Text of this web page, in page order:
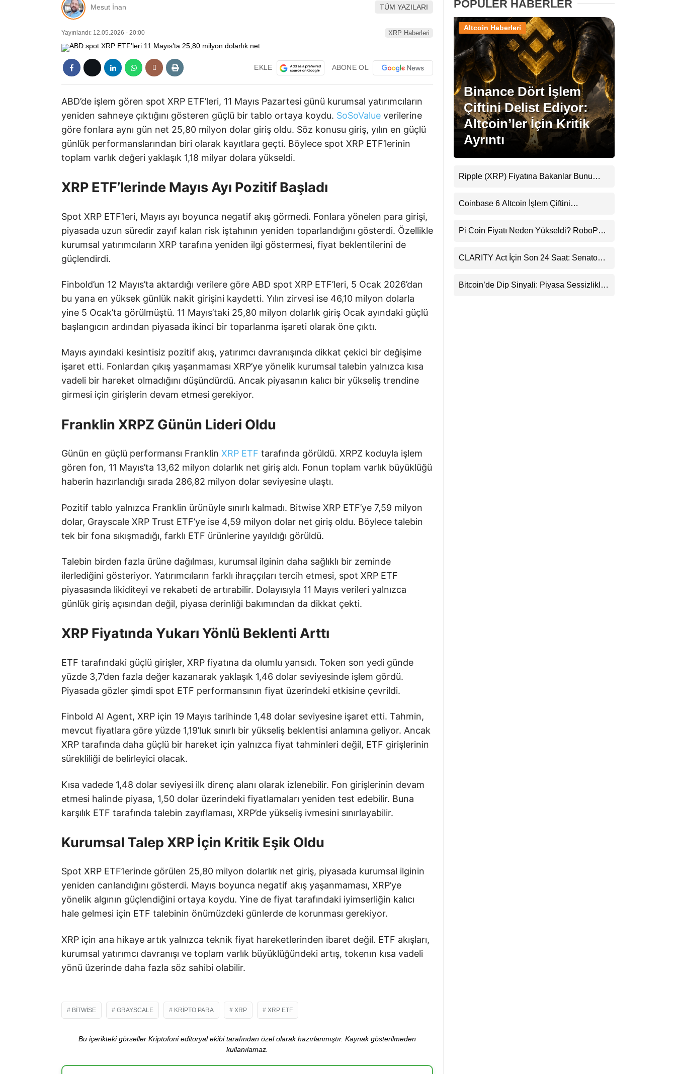
Stablecoin Haberleri
Facebook
Instagram
LinkedIn
Telegram
Mesut İnan TÜM YAZILARI
Yayınlandı: 12.05.2026 - 20:00 XRP Haberleri
EKLE ABONE OL
ABD’de işlem gören spot XRP ETF’leri, 11 Mayıs Pazartesi günü kurumsal yatırımcıların
yeniden sahneye çıktığını gösteren güçlü bir tablo ortaya koydu. SoSoValue verilerine
göre fonlara aynı gün net 25,80 milyon dolar giriş oldu. Söz konusu giriş, yılın en güçlü
günlük performanslarından biri olarak kayıtlara geçti. Böylece spot XRP ETF’lerinin
toplam varlık değeri yaklaşık 1,18 milyar dolara yükseldi.
XRP ETF’lerinde Mayıs Ayı Pozitif Başladı
Spot XRP ETF’leri, Mayıs ayı boyunca negatif akış görmedi. Fonlara yönelen para girişi,
piyasada uzun süredir zayıf kalan risk iştahının yeniden toparlandığını gösterdi. Özellikle
kurumsal yatırımcıların XRP tarafına yeniden ilgi göstermesi, fiyat beklentilerini de
güçlendirdi.
Finbold’un 12 Mayıs’ta aktardığı verilere göre ABD spot XRP ETF’leri, 5 Ocak 2026’dan
bu yana en yüksek günlük nakit girişini kaydetti. Yılın zirvesi ise 46,10 milyon dolarla
yine 5 Ocak’ta görülmüştü. 11 Mayıs’taki 25,80 milyon dolarlık giriş Ocak ayındaki güçlü
başlangıcın ardından piyasada ikinci bir toparlanma işareti olarak öne çıktı.
Mayıs ayındaki kesintisiz pozitif akış, yatırımcı davranışında dikkat çekici bir değişime
işaret etti. Fonlardan çıkış yaşanmaması XRP’ye yönelik kurumsal talebin yalnızca kısa
vadeli bir hareket olmadığını düşündürdü. Ancak piyasanın kalıcı bir yükseliş trendine
girmesi için girişlerin devam etmesi gerekiyor.
Franklin XRPZ Günün Lideri Oldu
Günün en güçlü performansı Franklin XRP ETF tarafında görüldü. XRPZ koduyla işlem
gören fon, 11 Mayıs’ta 13,62 milyon dolarlık net giriş aldı. Fonun toplam varlık büyüklüğü
haberin hazırlandığı sırada 286,82 milyon dolar seviyesine ulaştı.
Pozitif tablo yalnızca Franklin ürünüyle sınırlı kalmadı. Bitwise XRP ETF’ye 7,59 milyon
dolar, Grayscale XRP Trust ETF’ye ise 4,59 milyon dolar net giriş oldu. Böylece talebin
tek bir fona sıkışmadığı, farklı ETF ürünlerine yayıldığı görüldü.
Talebin birden fazla ürüne dağılması, kurumsal ilginin daha sağlıklı bir zeminde
ilerlediğini gösteriyor. Yatırımcıların farklı ihraççıları tercih etmesi, spot XRP ETF
piyasasında likiditeyi ve rekabeti de artırabilir. Dolayısıyla 11 Mayıs verileri yalnızca
günlük giriş açısından değil, piyasa derinliği bakımından da dikkat çekti.
XRP Fiyatında Yukarı Yönlü Beklenti Arttı
ETF tarafındaki güçlü girişler, XRP fiyatına da olumlu yansıdı. Token son yedi günde
yüzde 3,7’den fazla değer kazanarak yaklaşık 1,46 dolar seviyesinde işlem gördü.
Piyasada gözler şimdi spot ETF performansının fiyat üzerindeki etkisine çevrildi.
Finbold AI Agent, XRP için 19 Mayıs tarihinde 1,48 dolar seviyesine işaret etti. Tahmin,
mevcut fiyatlara göre yüzde 1,19’luk sınırlı bir yükseliş beklentisi anlamına geliyor. Ancak
XRP tarafında daha güçlü bir hareket için yalnızca fiyat tahminleri değil, ETF girişlerinin
sürekliliği de belirleyici olacak.
Kısa vadede 1,48 dolar seviyesi ilk direnç alanı olarak izlenebilir. Fon girişlerinin devam
etmesi halinde piyasa, 1,50 dolar üzerindeki fiyatlamaları yeniden test edebilir. Buna
karşılık ETF tarafında talebin zayıflaması, XRP’de yükseliş ivmesini sınırlayabilir.
Kurumsal Talep XRP İçin Kritik Eşik Oldu
Spot XRP ETF’lerinde görülen 25,80 milyon dolarlık net giriş, piyasada kurumsal ilginin
yeniden canlandığını gösterdi. Mayıs boyunca negatif akış yaşanmaması, XRP’ye
yönelik algının güçlendiğini ortaya koydu. Yine de fiyat tarafındaki iyimserliğin kalıcı
hale gelmesi için ETF talebinin önümüzdeki günlerde de korunması gerekiyor.
XRP için ana hikaye artık yalnızca teknik fiyat hareketlerinden ibaret değil. ETF akışları,
kurumsal yatırımcı davranışı ve toplam varlık büyüklüğündeki artış, tokenın kısa vadeli
yönü üzerinde daha fazla söz sahibi olabilir.
BITWISE GRAYSCALE KRIPTO PARA XRP XRP ETF
Bu içerikteki görseller Kriptofoni editoryal ekibi tarafından özel olarak hazırlanmıştır. Kaynak gösterilmeden
kullanılamaz.
POPÜLER HABERLER
Binance Dört İşlem
Çiftini Delist Ediyor:
Altcoin’ler İçin Kritik
Ayrıntı
Altcoin Haberleri
Ripple (XRP) Fiyatına Bakanlar Bunu
Uyarı
Coinbase 6 Altcoin İşlem Çiftini
Pi Coin Fiyatı Neden Yükseldi? RoboPay
Destekledi
CLARITY Act İçin Son 24 Saat: Senato
Beklentisini Bozabilir
Bitcoin’de Dip Sinyali: Piyasa Sessizlikle